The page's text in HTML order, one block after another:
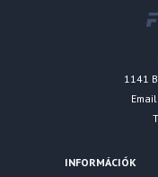
1141
INFORMÁCIÓK